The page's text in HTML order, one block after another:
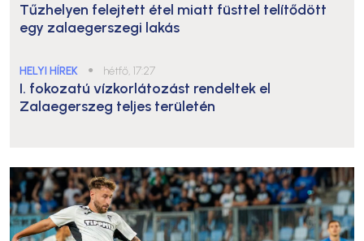
Tűzhelyen felejtett étel miatt füsttel telítődött
egy zalaegerszegi lakás
HELYI HÍREK ● hétfő, 17:27
I. fokozatú vízkorlátozást rendeltek el
Zalaegerszeg teljes területén